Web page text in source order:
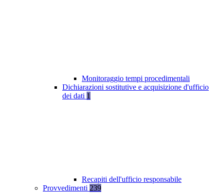
Monitoraggio tempi procedimentali
Dichiarazioni sostitutive e acquisizione d'ufficio
dei dati 1
Recapiti dell'ufficio responsabile
Provvedimenti 239